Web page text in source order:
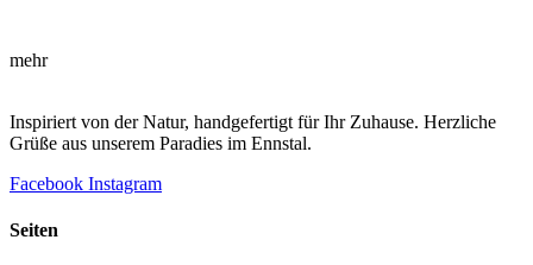
mehr
Inspiriert von der Natur, handgefertigt für Ihr Zuhause. Herzliche
Grüße aus unserem Paradies im Ennstal.
Facebook Instagram
Seiten